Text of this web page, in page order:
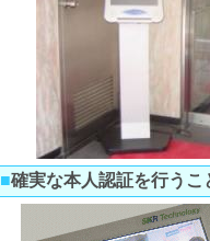
■確実な本人認証を行う